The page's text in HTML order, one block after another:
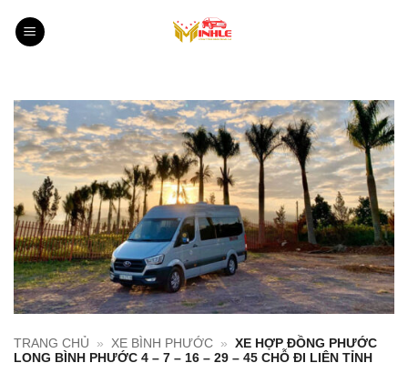
qua
TRANG CHỦ » XE BÌNH PHƯỚC »
XE HỢP ĐỒNG PHƯỚC
LONG BÌNH PHƯỚC 4 – 7 – 16 – 29 – 45 CHỖ ĐI LIÊN TỈNH